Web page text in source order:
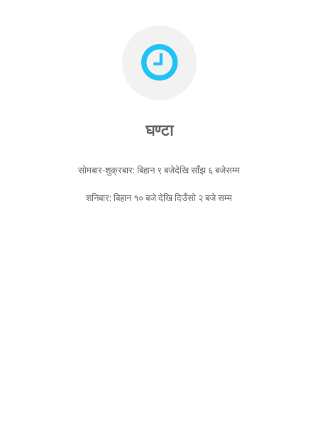
घण्टा
सोमबार-शुक्रबार: बिहान ९ बजेदेखि साँझ ६ बजेसम्म
शनिबार: बिहान १० बजे देखि दिउँसो २ बजे सम्म